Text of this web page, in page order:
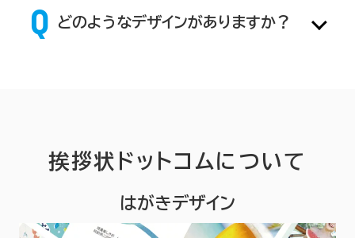
どのようなデザインがありますか？
挨拶状ドットコムについて
はがきデザイン